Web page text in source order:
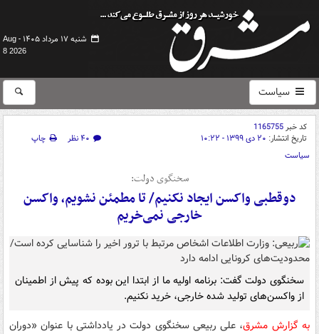
شنبه ۱۷ مرداد ۱۴۰۵ -
Aug
8 2026
سیاست
کد خبر1165755
تاریخ انتشار: ۲۰ دی ۱۳۹۹ - ۱۰:۲۲ ۴۰ نظر
چاپ
سیاست
سخنگوی دولت:
دوقطبی واکسن ایجاد نکنیم/ تا مطمئن نشویم، واکسن
خارجی نمی‌خریم
سخنگوی دولت گفت: برنامه اولیه ما از ابتدا این بوده که پیش از اطمینان
از واکسن‌های تولید شده خارجی، خرید نکنیم.
به گزارش مشرق، علی ربیعی سخنگوی دولت در یادداشتی با عنوان «دوران